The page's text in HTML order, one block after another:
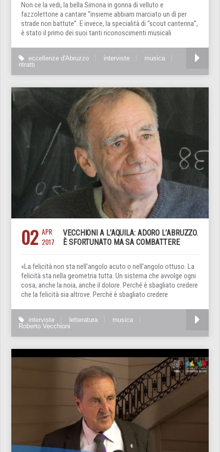
Non ce la vedi, la bella Simona in gonna di velluto e
fazzolettone a cantare “insieme abbiam marciato un dì per
strade non battute”. E invece, la specialità di “scout canterina”,
è stato il primo dei suoi tanti riconoscimenti musicali
eccellenze d'Abruzzo interviste
musica
ritratti
02 APR
2017
VECCHIONI A L’AQUILA: ADORO L’ABRUZZO.
È SFORTUNATO MA SA COMBATTERE
«La felicità non sta nell’angolo acuto o nell’angolo ottuso. La
felicità sta nella geometria tutta. Un sistema che avvolge ogni
cosa, anche la noia, anche il dolore. Perché è sbagliato credere
che la felicità sia altrove. Perché è sbagliato credere
interviste letteratura
musica
Roberto Vecchioni